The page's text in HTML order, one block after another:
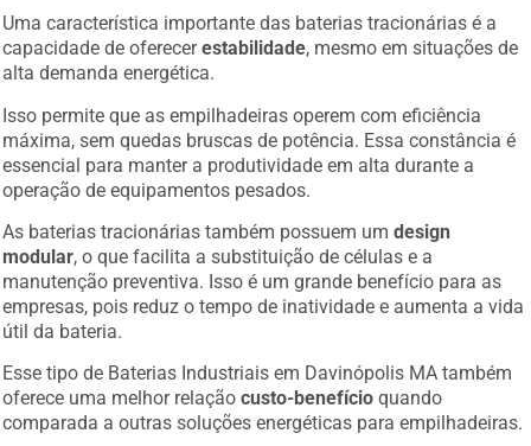
Uma característica importante das baterias tracionárias é a
capacidade de oferecerestabilidade , mesmo em situações de
alta demanda energética.
Isso permite que as empilhadeiras operem com eficiência
máxima, sem quedas bruscas de potência. Essa constância é
essencial para manter a produtividade em alta durante a
operação de equipamentos pesados.
As baterias tracionárias também possuem umdesign
modular , o que facilita a substituição de células e a
manutenção preventiva. Isso é um grande benefício para as
empresas, pois reduz o tempo de inatividade e aumenta a vida
útil da bateria.
Esse tipo de Baterias Industriais em Davinópolis MA também
oferece uma melhor relaçãocusto-benefício quando
comparada a outras soluções energéticas para empilhadeiras.